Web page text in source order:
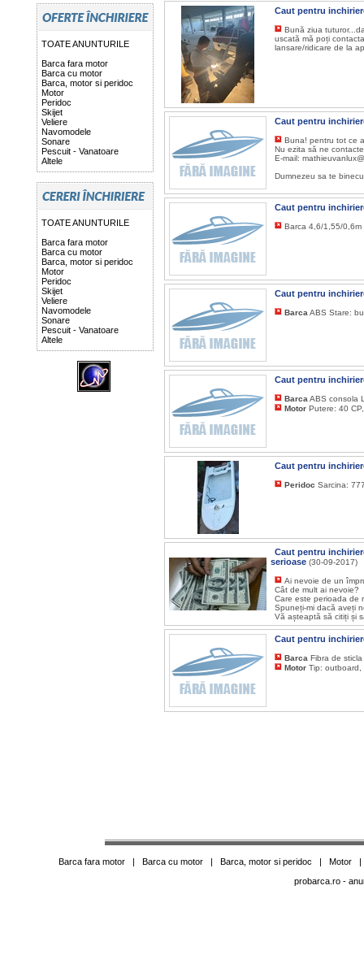
TOATE ANUNTURILE
Barca fara motor
Barca cu motor
Barca, motor si peridoc
Motor
Peridoc
Skijet
Veliere
Navomodele
Sonare
Pescuit - Vanatoare
Altele
TOATE ANUNTURILE
Barca fara motor
Barca cu motor
Barca, motor si peridoc
Motor
Peridoc
Skijet
Veliere
Navomodele
Sonare
Pescuit - Vanatoare
Altele
Caut pentru
Bună ziua
uscată mă poți
lansare/ridicare de la
Caut pentru
Buna! pentru tot ce
Nu ezita să ne
E-mail:
Dumnezeu sa te
Caut pentru
Barca 4,6/1,55/0,6m
Caut pentru
Barca ABS Stare:
Caut pentru
Barca ABS consola
Motor Putere: 40
Caut pentru
Peridoc Sarcina:
Caut pentru
serioase (30-09-2017)
Ai nevoie de un
Cât de mult ai nevoie?
Care este perioada de
Spuneți-mi dacă aveți
Vă așteaptă să citiți și
Caut pentru
Barca Fibra de
Motor Tip: outboard,
Barca fara motor | Barca cu motor | Barca, motor si peridoc | Motor
probarca.ro -